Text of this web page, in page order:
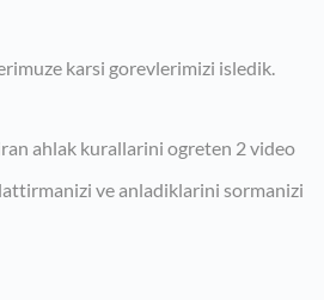
karsi gorevlerimizi isledik.
ahlak kurallarini ogreten 2 video
ve anladiklarini sormanizi